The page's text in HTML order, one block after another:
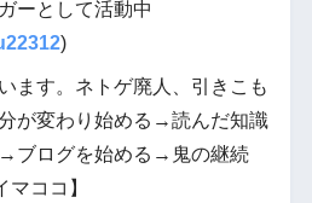
ーとして活動中
)
ます。ネトゲ廃人、引きこも
が変わり始める→読んだ知識
ブログを始める→鬼の継続
ココ】